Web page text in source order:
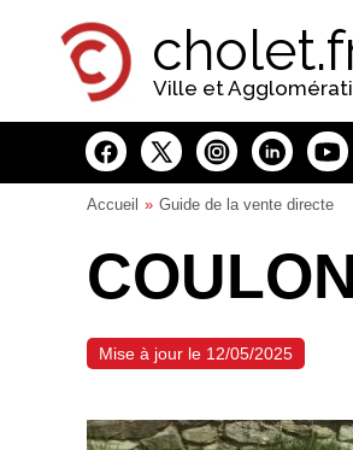
Ville et
Accueil Guide de la vente directe
Mise à jour le 12/05/2025